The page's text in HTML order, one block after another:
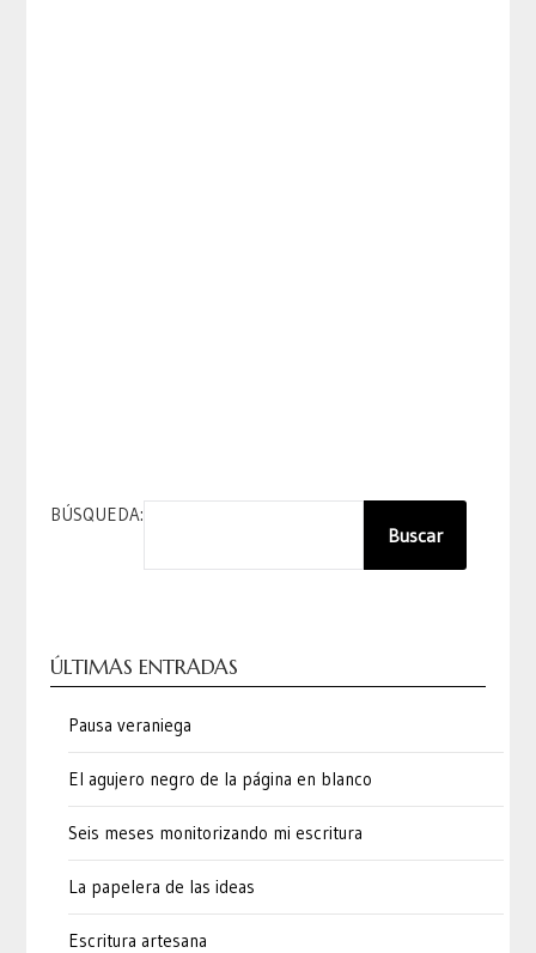
BÚSQUEDA:
Buscar
ÚLTIMAS ENTRADAS
Pausa veraniega
El agujero negro de la página en blanco
Seis meses monitorizando mi escritura
La papelera de las ideas
Escritura artesana